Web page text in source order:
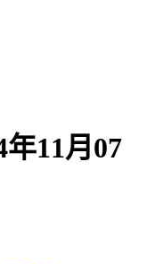
年11月07